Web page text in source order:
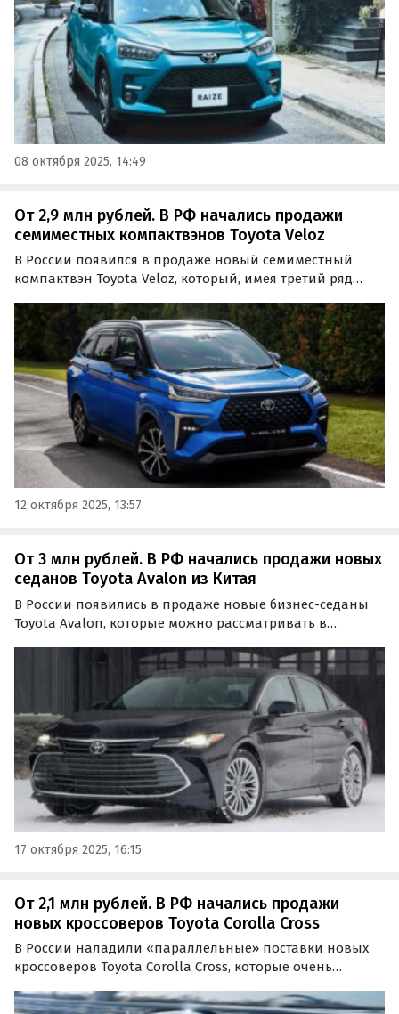
08 октября 2025, 14:49
От 2,9 млн рублей. В РФ начались продажи
семиместных компактвэнов Toyota Veloz
В России появился в продаже новый семиместный
компактвэн Toyota Veloz, который, имея третий ряд
россиян паркетниками Geely и Chery.
12 октября 2025, 13:57
От 3 млн рублей. В РФ начались продажи новых
седанов Toyota Avalon из Китая
В России появились в продаже новые бизнес-седаны
Toyota Avalon, которые можно рассматривать в
такого класса.
17 октября 2025, 16:15
От 2,1 млн рублей. В РФ начались продажи
новых кроссоверов Toyota Corolla Cross
В России наладили «параллельные» поставки новых
кроссоверов Toyota Corolla Cross, которые очень
них на одном из сайтов объявлений в октябре стартуют